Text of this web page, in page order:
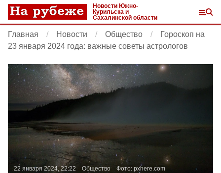
Новости Южно-
Курильска и
Сахалинской области
Главная Новости Общество
Гороскоп на
23 января 2024 года: важные советы астрологов
22 января 2024, 22:22 Общество Фото: pxhere.com